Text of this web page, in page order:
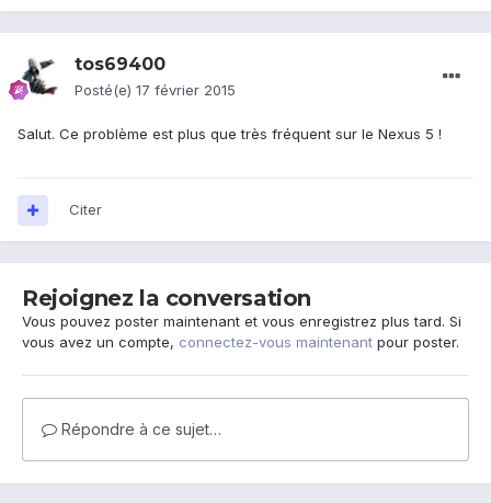
tos69400
Posté(e) 17 février 2015
Salut. Ce problème est plus que très fréquent sur le Nexus 5 !
Citer
Rejoignez la conversation
Vous pouvez poster maintenant et vous enregistrez plus tard. Si
vous avez un compte, connectez-vous maintenant pour poster.
Répondre à ce sujet…